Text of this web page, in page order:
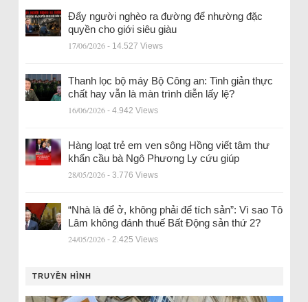
Đẩy người nghèo ra đường để nhường đặc
quyền cho giới siêu giàu
17/06/2026 - 14.527 Views
Thanh lọc bộ máy Bộ Công an: Tinh giản thực
chất hay vẫn là màn trình diễn lấy lệ?
16/06/2026 - 4.942 Views
Hàng loạt trẻ em ven sông Hồng viết tâm thư
khẩn cầu bà Ngô Phương Ly cứu giúp
28/05/2026 - 3.776 Views
“Nhà là để ở, không phải để tích sản”: Vì sao Tô
Lâm không đánh thuế Bất Động sản thứ 2?
24/05/2026 - 2.425 Views
TRUYỀN HÌNH